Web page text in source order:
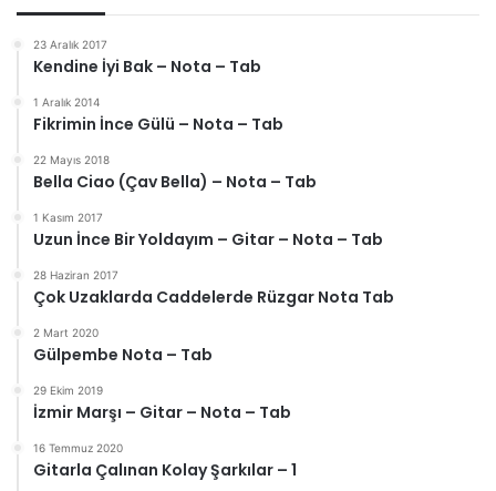
23 Aralık 2017
Kendine İyi Bak – Nota – Tab
1 Aralık 2014
Fikrimin İnce Gülü – Nota – Tab
22 Mayıs 2018
Bella Ciao (Çav Bella) – Nota – Tab
1 Kasım 2017
Uzun İnce Bir Yoldayım – Gitar – Nota – Tab
28 Haziran 2017
Çok Uzaklarda Caddelerde Rüzgar Nota Tab
2 Mart 2020
Gülpembe Nota – Tab
29 Ekim 2019
İzmir Marşı – Gitar – Nota – Tab
16 Temmuz 2020
Gitarla Çalınan Kolay Şarkılar – 1